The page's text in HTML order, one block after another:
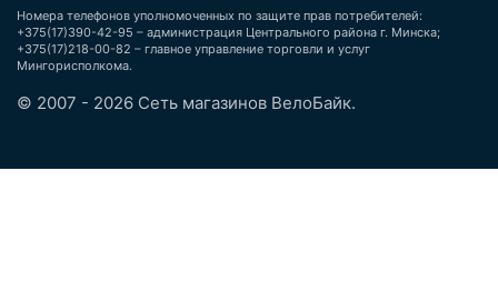
Номера телефонов уполномоченных по защите прав потребителей:
+375(17)390-42-95 – администрация Центрального района г. Минска;
+375(17)218-00-82 – главное управление торговли и услуг
Мингорисполкома.
© 2007 - 2026 Сеть магазинов ВелоБайк.